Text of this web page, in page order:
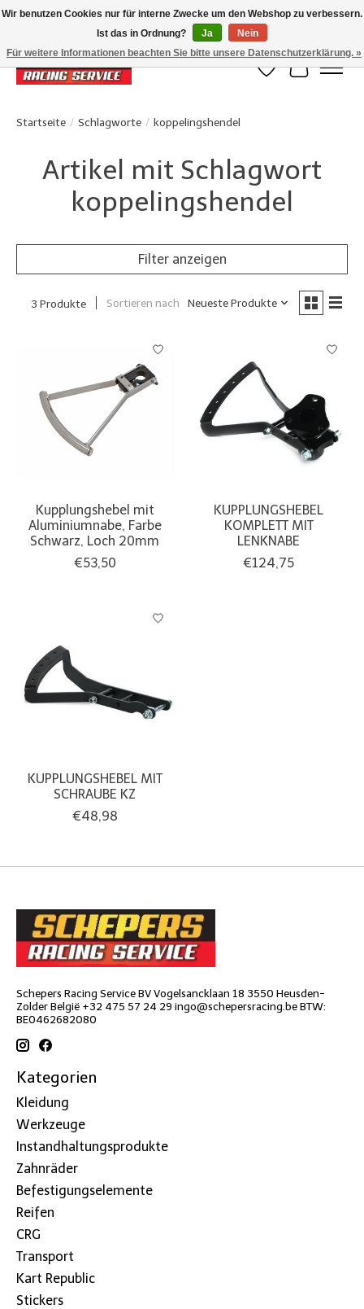
Klanten beoordelen ons met een 4,8/5 op Google reviews
Wunschzettel
Ihr
Startseite / Schlagworte / koppelingshendel
Artikel mit Schlagwort
koppelingshendel
Filter anzeigen
3 Produkte Sortieren nach Neueste Produkte
Kupplungshebel mit
Aluminiumnabe, Farbe
Schwarz, Loch 20mm
€53,50
KUPPLUNGSHEBEL
KOMPLETT MIT
LENKNABE
€124,75
KUPPLUNGSHEBEL MIT
SCHRAUBE KZ
€48,98
Schepers Racing Service BV Vogelsancklaan 18 3550 Heusden-
Zolder België +32 475 57 24 29 ingo@schepersracing.beBTW:
BE0462682080
Kategorien
Kleidung
Werkzeuge
Instandhaltungsprodukte
Zahnräder
Befestigungselemente
Reifen
CRG
Transport
Kart Republic
Stickers
Wir benutzen Cookies nur für interne Zwecke um den Webshop zu verbessern.
Ist das in Ordnung?
Ja
Nein
Für weitere Informationen beachten Sie bitte unsere Datenschutzerklärung. »